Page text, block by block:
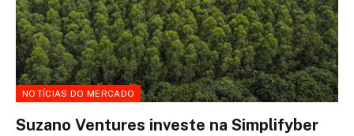
NOTÍCIAS DO MERCADO
Suzano Ventures investe na Simplifyber